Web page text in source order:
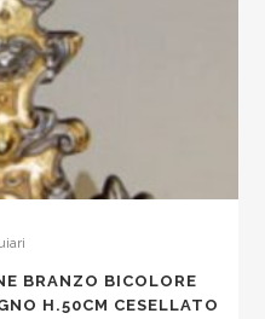
BRANZO BICOLORE
H.50CM CESELLATO